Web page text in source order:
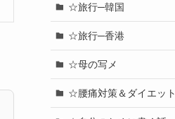
☆旅行─韓国
☆旅行─香港
☆母の写メ
☆腰痛対策＆ダイエット